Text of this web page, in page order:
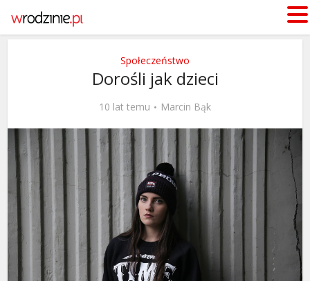
Społeczeństwo
Dorośli jak dzieci
10 lat temu Marcin Bąk